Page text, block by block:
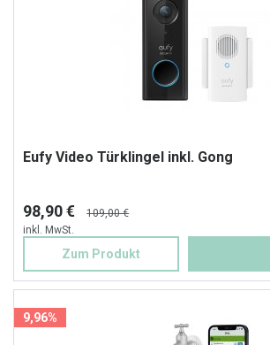
Eufy Video Türklingel inkl. Gong
98,90 €
109,00 €
inkl. MwSt.
Zum Produkt
9,96%